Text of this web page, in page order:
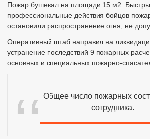
Пожар бушевал на площади 15 м2.
профессиональные действия бойцов
остановили распространение огня, не
Оперативный штаб направил на
устранение последствий 9 пожарных
основных и специальных пожарно-
Общее число пожарных
сотрудника.